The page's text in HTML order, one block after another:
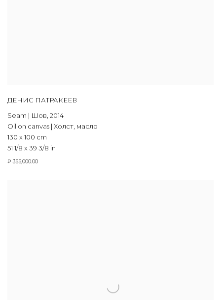
ДЕНИС ПАТРАКЕЕВ
Seam | Шов, 2014
Oil on canvas | Холст, масло
130 x 100 cm
51 1/8 x 39 3/8 in
₽ 355,000.00